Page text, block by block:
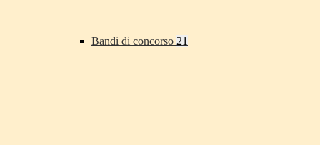
Bandi di concorso 21